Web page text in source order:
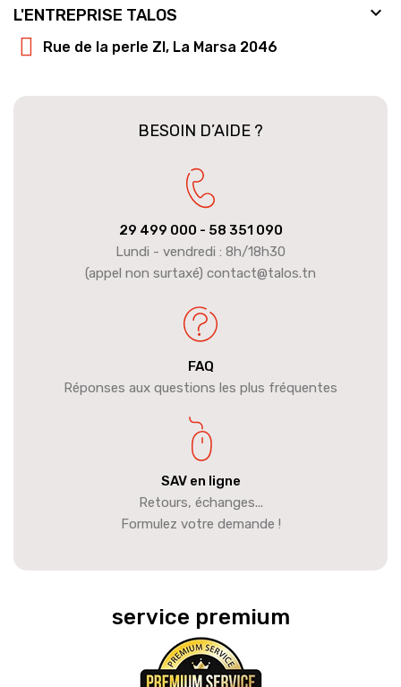
L'ENTREPRISE TALOS 
Rue de la perle ZI, La Marsa 2046
BESOIN D’AIDE ?
29 499 000 - 58 351 090
Lundi - vendredi : 8h/18h30
(appel non surtaxé) contact@talos.tn
FAQ
Réponses aux questions les plus fréquentes
SAV en ligne
Retours, échanges...
Formulez votre demande !
service premium